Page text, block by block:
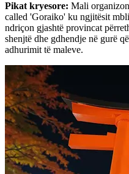
Pikat kryesore: Mali
called 'Goraiko' ku ngjitësit
ndriçon gjashtë provincat
shenjtë dhe gdhendje në gurë
adhurimit të maleve.